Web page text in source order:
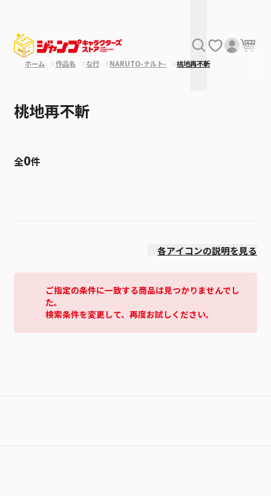
ホーム 作品名 な行 NARUTO-ナルト- 桃地再不斬
桃地再不斬
全0件
各アイコンの説明を見る
ご指定の条件に一致する商品は見つかりませんでし
た。
検索条件を変更して、再度お試しください。